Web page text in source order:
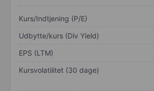
Kurs/Indtjening (P/E)
Udbytte/kurs (Div Yield)
EPS (LTM)
Kursvolatilitet (30 dage)